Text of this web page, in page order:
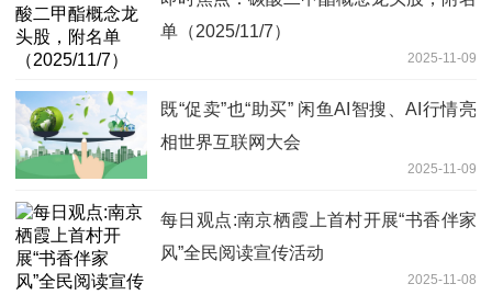
单（2025/11/7）
2025-11-09
既“促卖”也“助买” 闲鱼AI智搜、AI行情亮
相世界互联网大会
2025-11-09
每日观点:南京栖霞上首村开展“书香伴家
风”全民阅读宣传活动
2025-11-08